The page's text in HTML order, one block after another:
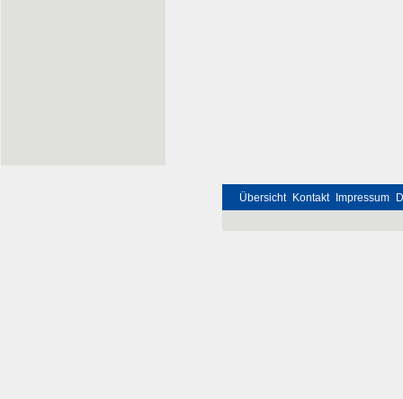
Übersicht Kontakt Impressum